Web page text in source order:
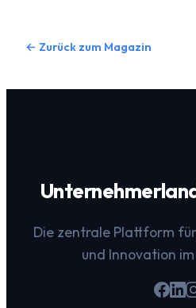
← Zurück zum Magazin
Die zentrale Plattform
und Innovation